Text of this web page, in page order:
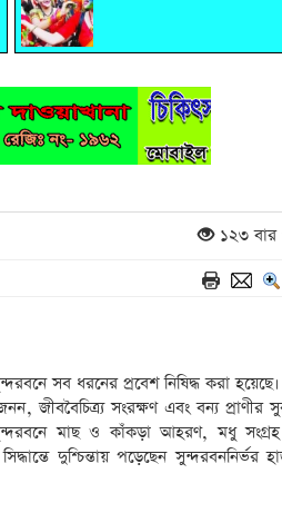
১২৩ বার
সব ধরনের প্রবেশ নিষিদ্ধ করা
জীববৈচিত্র্য সংরক্ষণ এবং বন্য প্রাণীর
মাছ ও কাঁকড়া আহরণ, মধু
দুশ্চিন্তায় পড়েছেন সুন্দরবননির্ভর